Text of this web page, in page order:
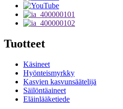
Tuotteet
Käsineet
Hyönteismyrkky
Kasvien kasvunsäätelijä
Säilöntäaineet
Eläinlääketiede